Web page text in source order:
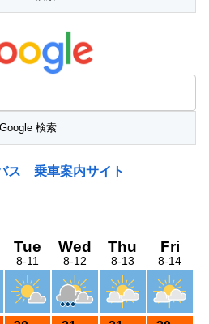
ス 乗車案内サイト